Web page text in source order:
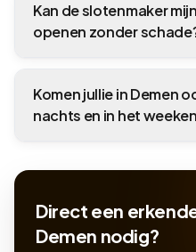
Kan de slotenmaker
openen zonder
Komen jullie in Demen
nachts en in het
Direct een
Demen nodig?